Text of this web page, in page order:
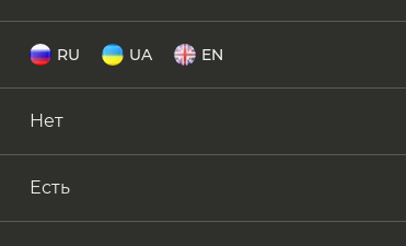
RU UA EN
Нет
Есть